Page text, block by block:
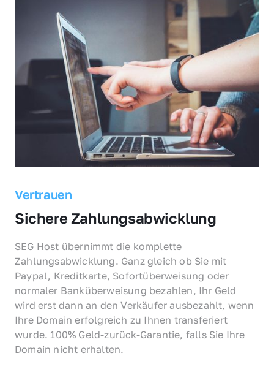
Vertrauen
Sichere Zahlungsabwicklung
SEG Host übernimmt die komplette
Zahlungsabwicklung. Ganz gleich ob Sie mit
Paypal, Kreditkarte, Sofortüberweisung oder
normaler Banküberweisung bezahlen, Ihr Geld
wird erst dann an den Verkäufer ausbezahlt, wenn
Ihre Domain erfolgreich zu Ihnen transferiert
wurde. 100% Geld-zurück-Garantie, falls Sie Ihre
Domain nicht erhalten.